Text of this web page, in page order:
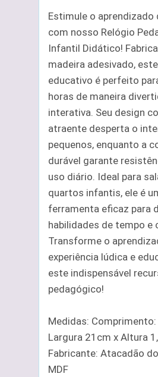
Estimule o aprendizado
com nosso Relógio
Infantil Didático!
madeira adesivado,
educativo é perfeito
horas de maneira
interativa. Seu design
atraente desperta o
pequenos, enquanto a
durável garante
uso diário. Ideal para
quartos infantis, ele é
ferramenta eficaz para
habilidades de tempo e
Transforme o
experiência lúdica e
este indispensável
pedagógico!
Medidas:
Largura 21cm x Altura
Fabricante: Atacadão
MDF